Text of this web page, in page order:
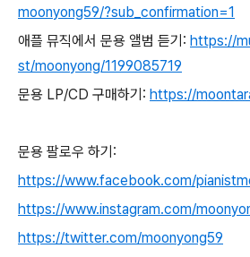
moonyong59/?sub_confirmation=1
애플 뮤직에서 문용 앨범 듣기: https://
st/moonyong/1199085719
문용 LP/CD 구매하기: https://
문용 팔로우 하기:
https://www.facebook.com/
https://www.instagram.com/
https://twitter.com/moonyong59